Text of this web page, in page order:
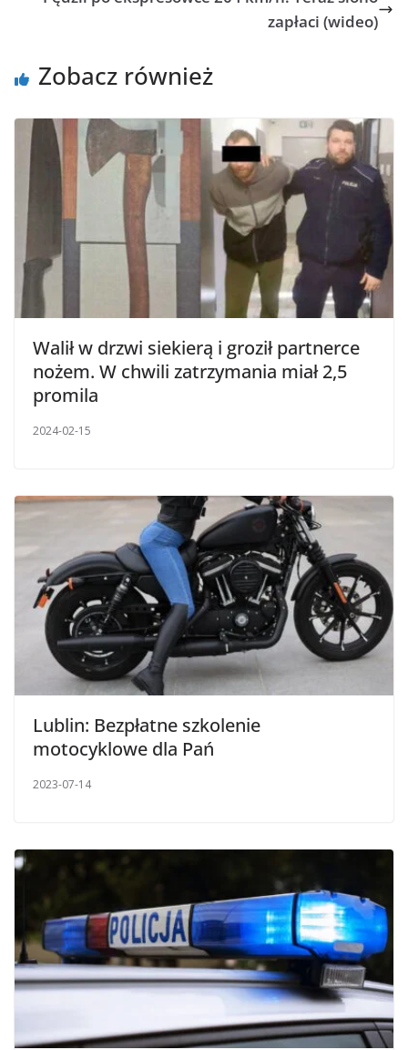
zapłaci (wideo)
Zobacz również
Walił w drzwi siekierą i groził partnerce
nożem. W chwili zatrzymania miał 2,5
promila
2024-02-15
Lublin: Bezpłatne szkolenie
motocyklowe dla Pań
2023-07-14